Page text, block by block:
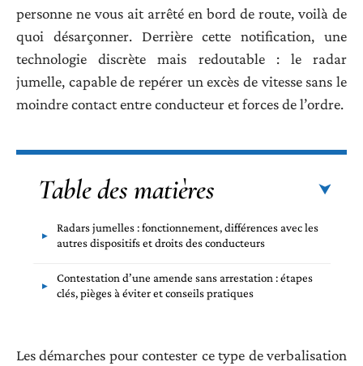
personne ne vous ait arrêté en bord de route, voilà de
quoi désarçonner. Derrière cette notification, une
technologie discrète mais redoutable : le radar
jumelle, capable de repérer un excès de vitesse sans le
moindre contact entre conducteur et forces de l’ordre.
Table des matières
Radars jumelles : fonctionnement, différences avec les
autres dispositifs et droits des conducteurs
Contestation d’une amende sans arrestation : étapes
clés, pièges à éviter et conseils pratiques
Les démarches pour contester ce type de verbalisation